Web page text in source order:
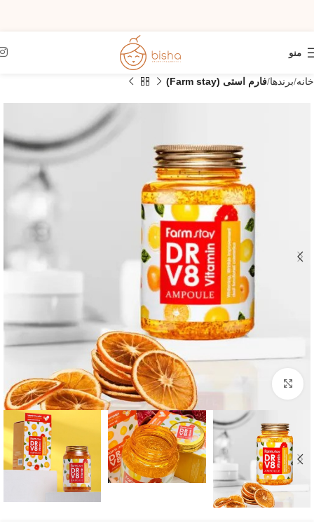
منو
خانه برندها فارم استی (Farm stay)